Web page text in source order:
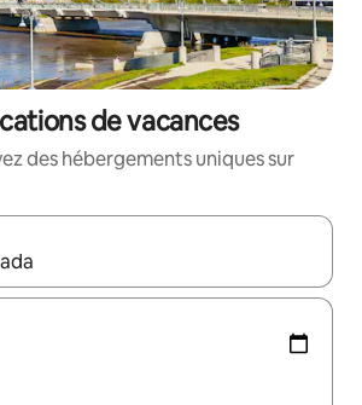
de vacances
des hébergements uniques sur
s'affichent, utilisez les flèches vers le